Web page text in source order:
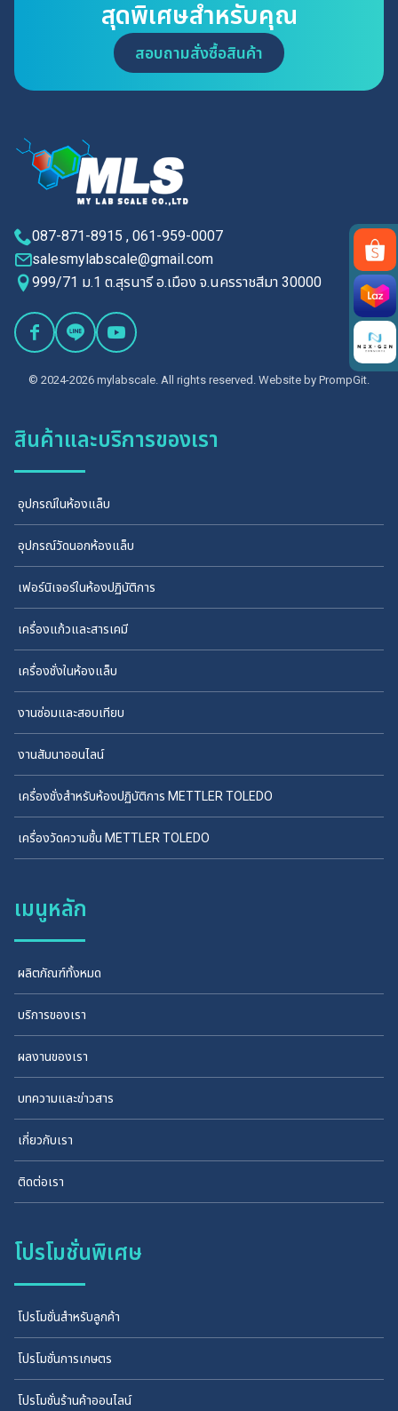
Search
for:
สุดพิเศษสำหรับคุณ
สอบถามสั่งซื้อสินค้า
087-871-8915 , 061-959-0007
salesmylabscale@gmail.com
999/71 ม.1 ต.สุรนารี อ.เมือง จ.นครราชสีมา 30000
© 2024-2026 mylabscale. All rights reserved. Website by PrompGit.
สินค้าและบริการของเรา
อุปกรณ์ในห้องแล็บ
อุปกรณ์วัดนอกห้องแล็บ
เฟอร์นิเจอร์ในห้องปฏิบัติการ
เครื่องแก้วและสารเคมี
เครื่องชั่งในห้องแล็บ
งานซ่อมและสอบเทียบ
งานสัมนาออนไลน์
เครื่องชั่งสำหรับห้องปฏิบัติการ METTLER TOLEDO
เครื่องวัดความชื้น METTLER TOLEDO
เมนูหลัก
ผลิตภัณฑ์ทั้งหมด
บริการของเรา
ผลงานของเรา
บทความและข่าวสาร
เกี่ยวกับเรา
ติดต่อเรา
โปรโมชั่นพิเศษ
โปรโมชั่นสำหรับลูกค้า
โปรโมชั่นการเกษตร
โปรโมชั่นร้านค้าออนไลน์